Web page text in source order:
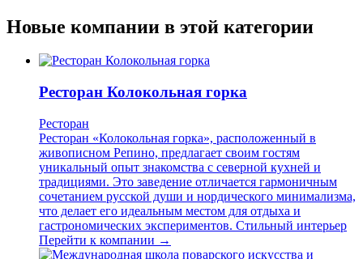
Новые компании в этой категории
Ресторан Колокольная горка
Ресторан
Ресторан «Колокольная горка», расположенный в
живописном Репино, предлагает своим гостям
уникальный опыт знакомства с северной кухней и
традициями. Это заведение отличается гармоничным
сочетанием русской души и нордического минимализма,
что делает его идеальным местом для отдыха и
гастрономических экспериментов. Стильный интерьер
Перейти к компании →